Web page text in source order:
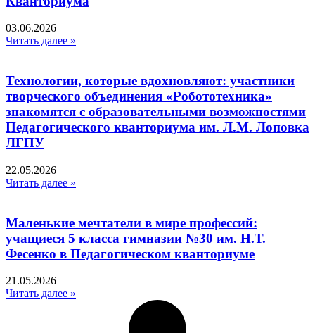
03.06.2026
Читать далее »
Технологии, которые вдохновляют: участники
творческого объединения «Робототехника»
знакомятся с образовательными возможностями
Педагогического кванториума им. Л.М. Лоповка
ЛГПУ
22.05.2026
Читать далее »
Маленькие мечтатели в мире профессий:
учащиеся 5 класса гимназии №30 им. Н.Т.
Фесенко в Педагогическом кванториуме
21.05.2026
Читать далее »